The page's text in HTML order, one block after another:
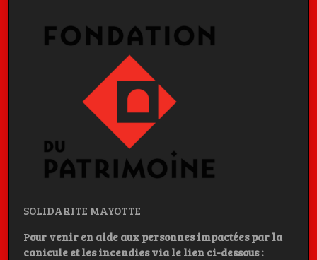
SOLIDARITE MAYOTTE
Pour venir en aide aux personnes impactées par la
canicule et les incendies via le lien ci-dessous :